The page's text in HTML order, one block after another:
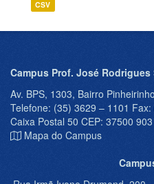
CSV
Campus Prof. José Rodrigues
Av. BPS, 1303, Bairro
Telefone: (35) 3629 – 1101
Caixa Postal 50 CEP: 37500 903
Mapa do Campus